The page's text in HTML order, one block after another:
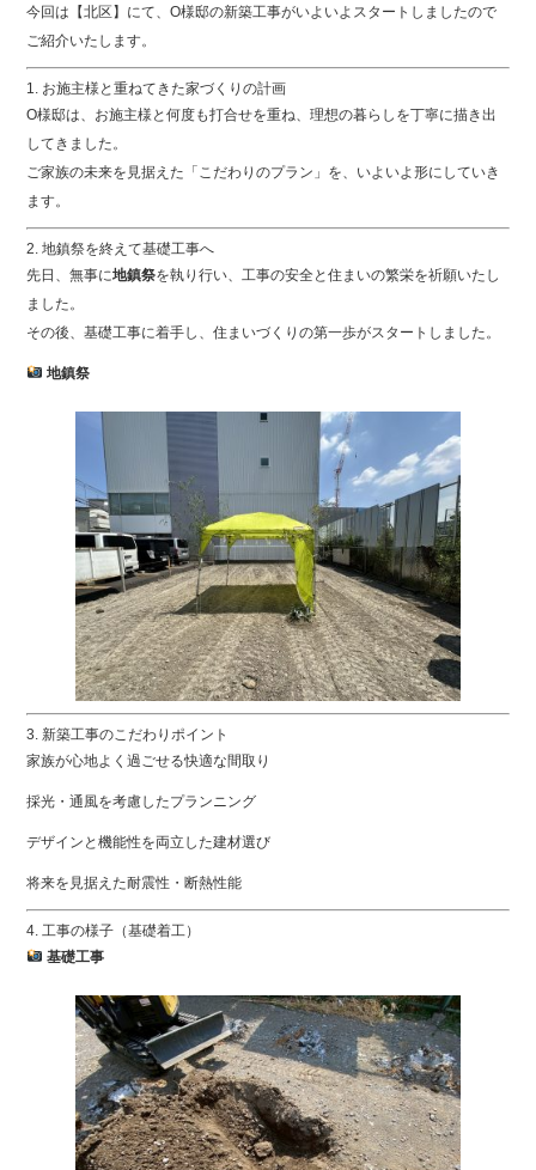
今回は【北区】にて、O様邸の新築工事がいよいよスタートしましたので
ご紹介いたします。
1. お施主様と重ねてきた家づくりの計画
O様邸は、お施主様と何度も打合せを重ね、理想の暮らしを丁寧に描き出
してきました。
ご家族の未来を見据えた「こだわりのプラン」を、いよいよ形にしていき
ます。
2. 地鎮祭を終えて基礎工事へ
先日、無事に地鎮祭を執り行い、工事の安全と住まいの繁栄を祈願いたし
ました。
その後、基礎工事に着手し、住まいづくりの第一歩がスタートしました。
地鎮祭
3. 新築工事のこだわりポイント
家族が心地よく過ごせる快適な間取り
採光・通風を考慮したプランニング
デザインと機能性を両立した建材選び
将来を見据えた耐震性・断熱性能
4. 工事の様子（基礎着工）
基礎工事